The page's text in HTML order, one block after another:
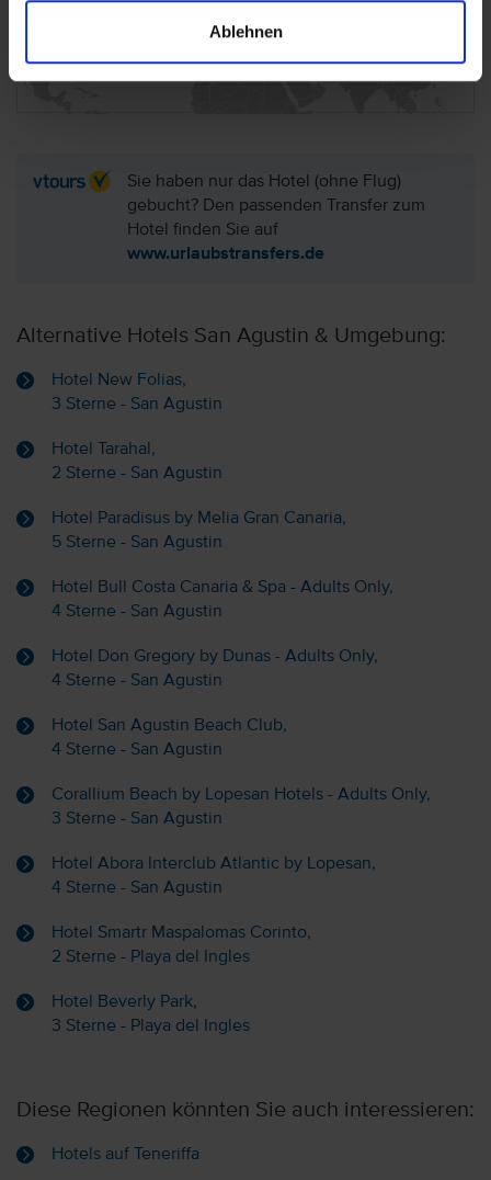
Ablehnen
Hotel auf der Karte anzeigen
Sie haben nur das Hotel (ohne Flug)
gebucht? Den passenden Transfer zum
Hotel finden Sie auf
www.urlaubstransfers.de
Alternative Hotels San Agustin & Umgebung:
Hotel New Folias,
3 Sterne - San Agustin
Hotel Tarahal,
2 Sterne - San Agustin
Hotel Paradisus by Melia Gran Canaria,
5 Sterne - San Agustin
Hotel Bull Costa Canaria & Spa - Adults Only,
4 Sterne - San Agustin
Hotel Don Gregory by Dunas - Adults Only,
4 Sterne - San Agustin
Hotel San Agustin Beach Club,
4 Sterne - San Agustin
Corallium Beach by Lopesan Hotels - Adults Only,
3 Sterne - San Agustin
Hotel Abora Interclub Atlantic by Lopesan,
4 Sterne - San Agustin
Hotel Smartr Maspalomas Corinto,
2 Sterne - Playa del Ingles
Hotel Beverly Park,
3 Sterne - Playa del Ingles
Diese Regionen könnten Sie auch interessieren:
Hotels auf Teneriffa